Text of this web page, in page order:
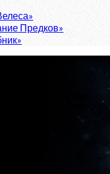
Предков»